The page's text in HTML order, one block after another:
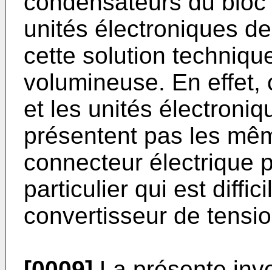
unités électroniques
cette solution
volumineuse. En effet,
et les unités
présentent pas les
connecteur électrique
particulier qui est
convertisseur de